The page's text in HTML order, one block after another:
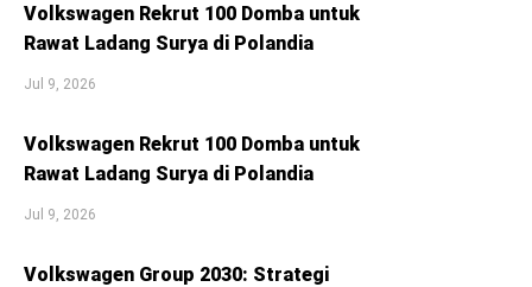
Volkswagen Rekrut 100 Domba untuk
Rawat Ladang Surya di Polandia
Jul 9, 2026
Volkswagen Rekrut 100 Domba untuk
Rawat Ladang Surya di Polandia
Jul 9, 2026
Volkswagen Group 2030: Strategi